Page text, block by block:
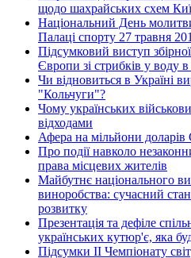
щодо шахрайських схем
Національний День
Палаці спорту 27 травня
Підсумковий виступ
Європи зі стрибків у воду в
Чи відновиться в Україні
"Кольчуги"?
Чому українських
відходами
Афера на мільйони
Про події навколо
права місцевих жителів
Майбутнє національного
виноробства: сучасний
розвитку
Презентація та дефіле
українських кутюр'є, яка
Підсумки ІІ Чемпіонату